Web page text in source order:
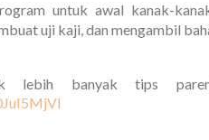
untuk awal kanak-
uji kaji, dan mengambil
lebih banyak tips